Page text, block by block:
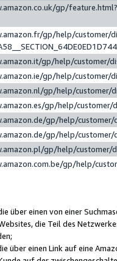
gp/
gp/help/customer/
gp/help/customer/
gp/help/customer/
gp/help/customer/
gp/help/customer/
gp/help/
gp/help/
gp/help/customer/
gp/help/
über einen von einer
die Teil des
über einen Link auf eine